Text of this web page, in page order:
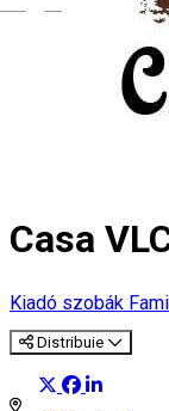
Casa
Kiadó szobák
Distribuie